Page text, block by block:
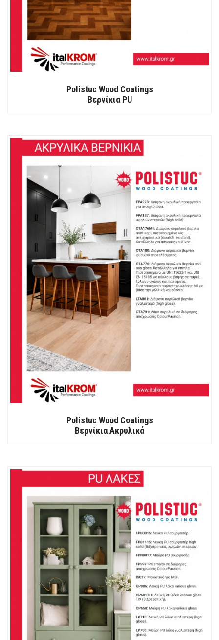
Polistuc Wood Coatings
Βερνίκια PU
Polistuc Wood Coatings
Βερνίκια Ακρυλικά